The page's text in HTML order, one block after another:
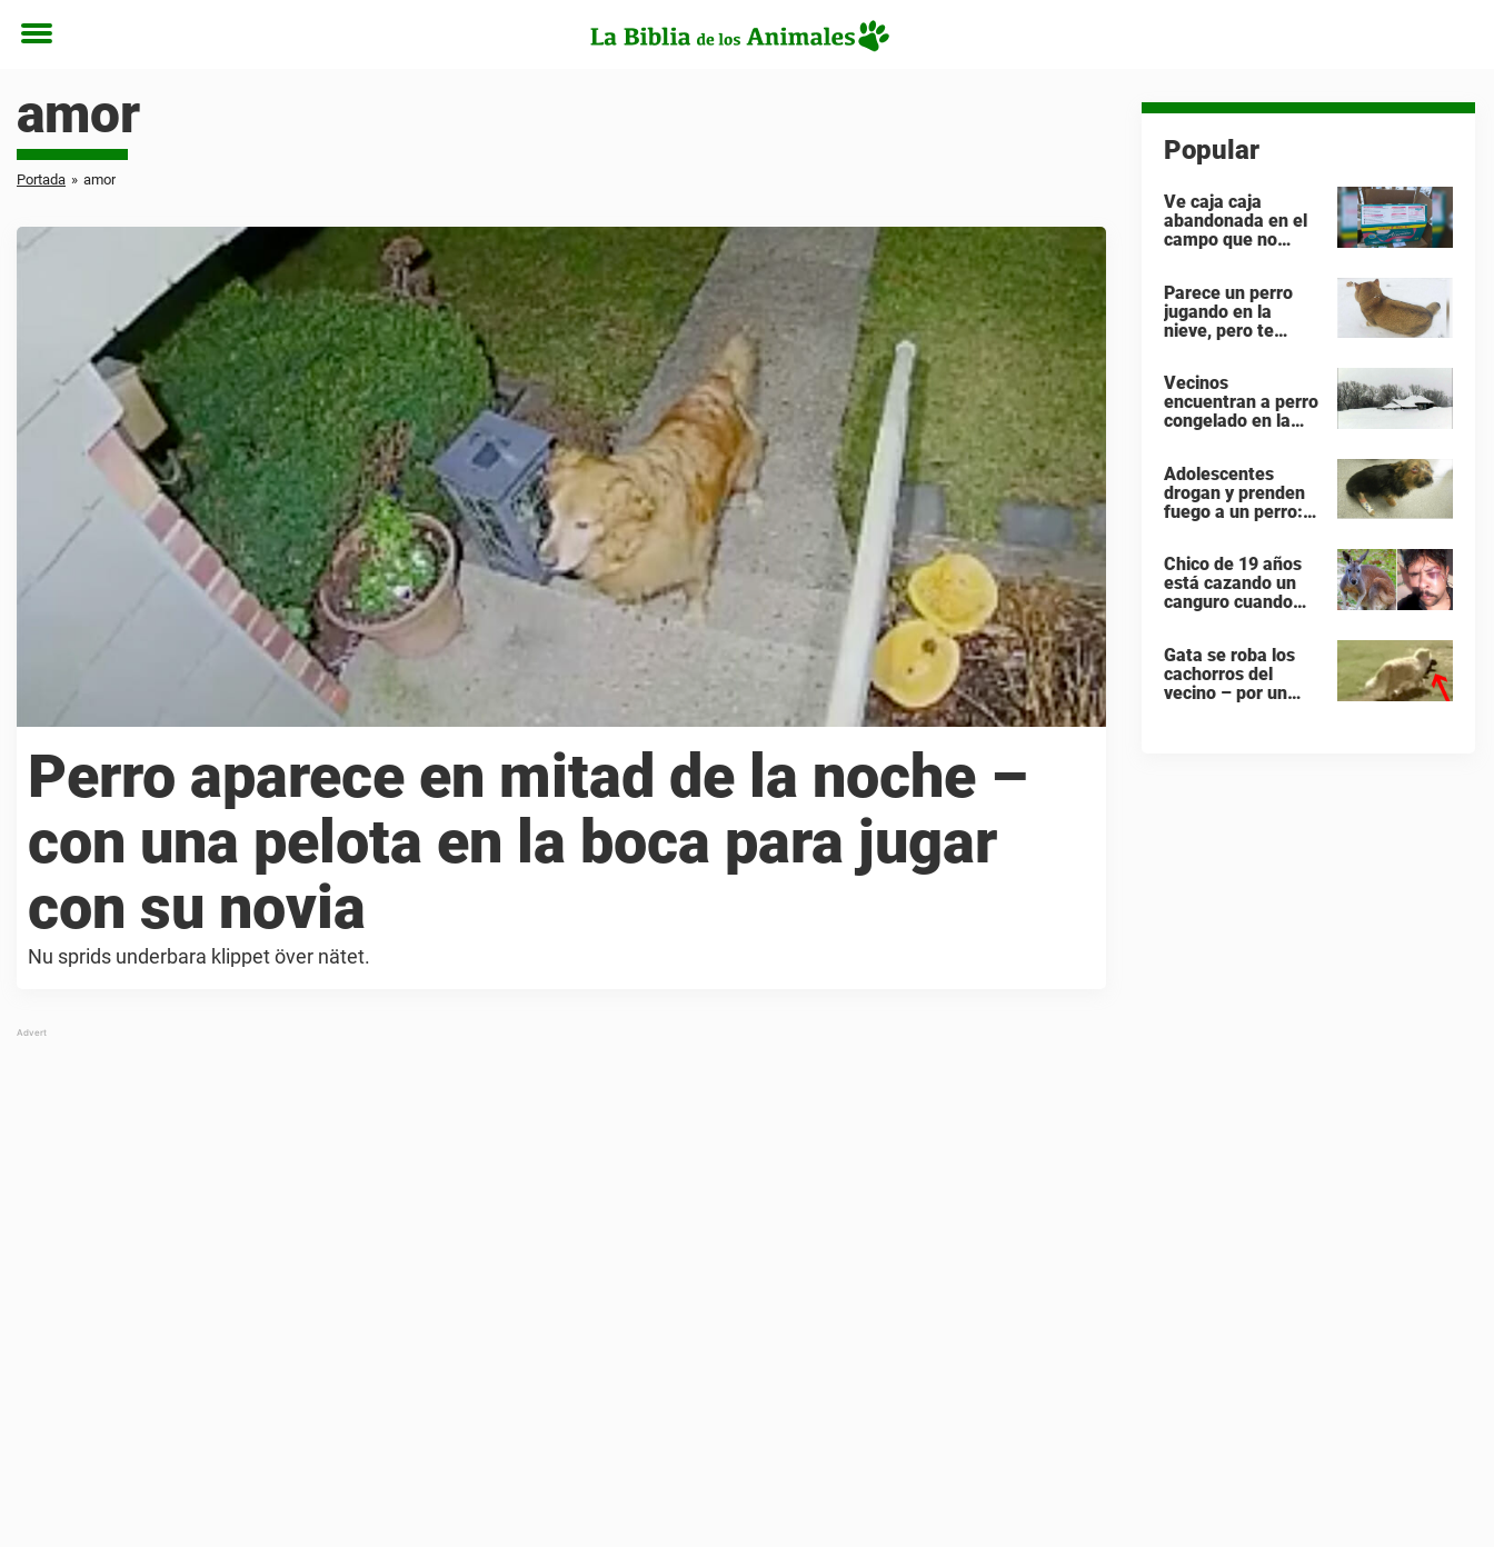
Toggle
amor
Portada » amor
Perro aparece en mitad de la noche –
con una pelota en la boca para jugar
con su novia
Nu sprids underbara klippet över nätet.
Popular
Ve caja caja
abandonada en el
campo que no
encuentra con lo
impensable
Parece un perro
jugando en la
nieve, pero te
animal se da la
vuelta!
Vecinos
encuentran a perro
congelado en la
que hay un bebé
debajo
Adolescentes
drogan y prenden
fuego a un perro:
Chico de 19 años
está cazando un
canguro cuando
Gata se roba los
cachorros del
vecino – por un